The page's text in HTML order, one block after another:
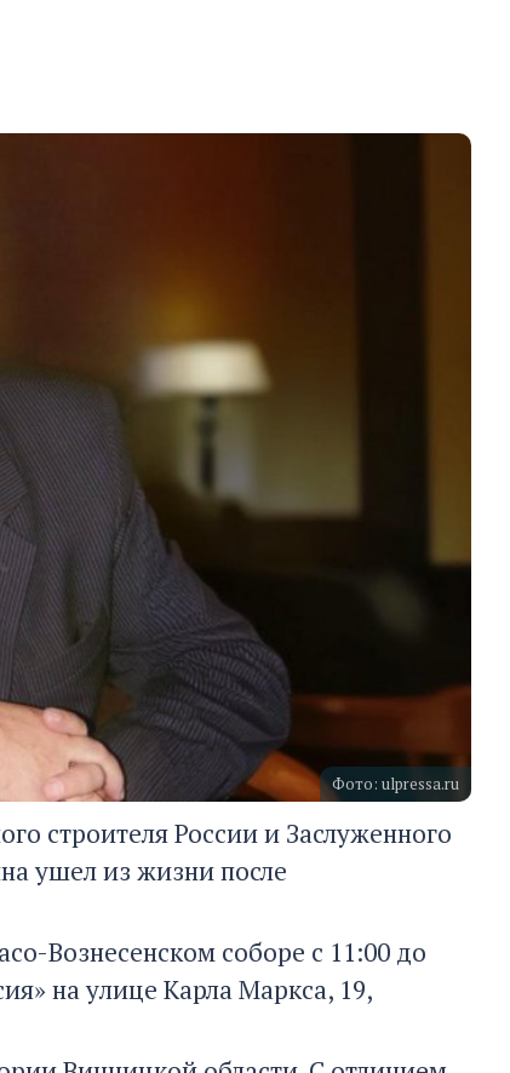
Фото: ulpressa.ru
строителя России и Заслуженного
ушел из жизни после
Вознесенском соборе с 11:00 до
на улице Карла Маркса, 19,